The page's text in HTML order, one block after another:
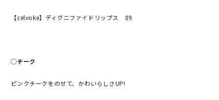
【celvoke】ディグニファイドリップス 09
◯チーク
ピンクチークをのせて、かわいらしさUP!